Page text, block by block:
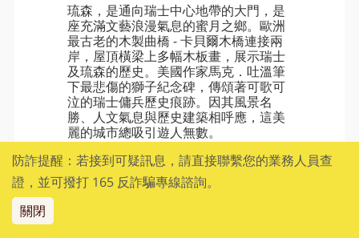
琉森，是通向瑞士中心地帶的大門，是
座充滿文藝浪漫氣息的蜜月之鄉。歐洲
最古老的木製曲橋 - 卡貝爾木橋連接兩
岸，屋頂橫梁上多幅木板畫，展示瑞士
及琉森的歷史。美國作家馬克．吐溫筆
下最悲傷的獅子紀念碑，傳頌著可歌可
泣的瑞士傭兵歷史痕跡。因其風景名
勝、人文氣息與歷史建築相呼應，這美
麗的城市總吸引遊人無數。
防詐提醒：若接到可疑訊息，請直接聯繫您的業務人員查
證，並可撥打 165 反詐騙專線諮詢。
關閉